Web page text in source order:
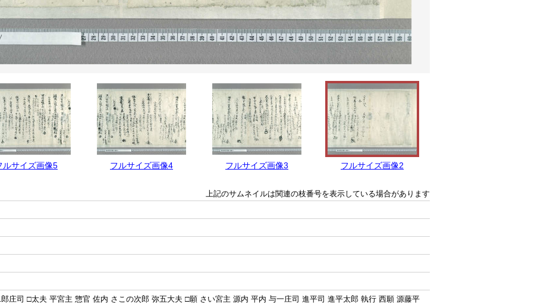
ルサイズ画像5 フルサイズ画像4 フルサイズ画像3 フルサイズ画像2
上記のサムネイルは関連の枝番号を表示している場合があります
庄司 □太夫 平宮主 惣官 佐内 さこの次郎 弥五大夫 □願 さい宮主 源内 平内 与一庄司 進平司 進平太郎 執行 西願 源藤平